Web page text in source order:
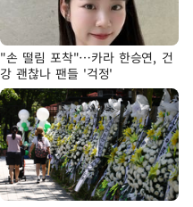
"손 떨림 포착"…카라 한승연, 건
강 괜찮나 팬들 '걱정'